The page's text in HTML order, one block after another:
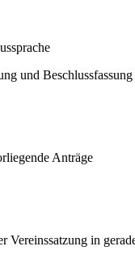
und
Anträge
Vereinssatzung in